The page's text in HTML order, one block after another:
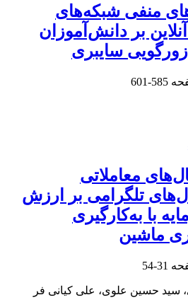
منفی شبکه‌های
بر دانش‌آموزان
زورگویی سایبری
585-601
معاملاتی
تلگرامی بر ارزش
با به‌کارگیری
ماشین
31-54
سید حسین علوی، علی کیانی فر